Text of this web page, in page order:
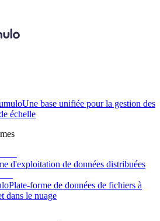
Une base unifiée pour la gestion des
échelle
d'exploitation de données distribuées
Plate-forme de données de fichiers à
dans le nuage